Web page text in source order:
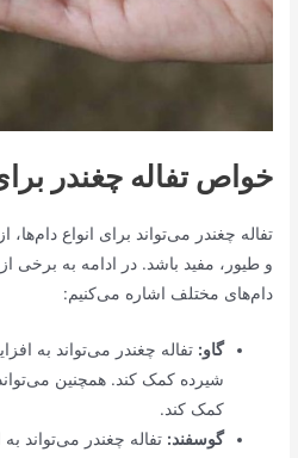
خواص تفاله چغندر
تفاله چغندر می‌تواند برای انواع
و طیور، مفید باشد. در ادامه به برخی
دام‌های مختلف اشاره می‌کنیم:
گاو: تفاله چغندر می‌تواند به
شیرده کمک کند. همچنین
کمک کند.
گوسفند: تفاله چغندر می‌تواند